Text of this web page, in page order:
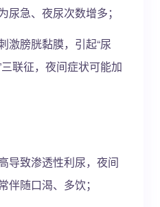
尿急、夜尿次数增多；
激膀胱黏膜，引起“尿
联征，夜间症状可能加
导致渗透性利尿，夜间
伴随口渴、多饮；